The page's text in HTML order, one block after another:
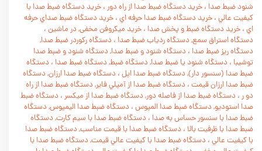
شنود ضبط صدا ، خريد دستگاه ضبط صدا از راه دور ، خريد دستگاه ضبط صدا با
کيفيت عالي ، خريد دستگاه ضبط صدا حرفه اي ، خريد دستگاه ضبط صداي حرفه
اي ، خريد دستگاه ضبط و پخش صدا ، خرید میکروفن مخفی, در ماشين ،
دستگاه استراق سمع, دستگاه ردياب ضبط صدا ، دستگاه رکوردر ضبط صدا,
دستگاه ريز ضبط صدا ، دستگاه شنود و ضبط صدا, دستگاه شنود و ضبط صدا
توشيبا ، دستگاه شنود يا ضبط صدا, دستگاه ضبط, دستگاه ضبط صدا ، دستگاه
ضبط صدا (سنسور دار), دستگاه ضبط صدا اپل ، دستگاه ضبط صدا ارزان, دستگاه
ضبط صدا ارزان قيمت ، دستگاه ضبط صدا از آمپلي فاير, دستگاه ضبط صدا از راه
دو ر ، دستگاه ضبط صدا از فاصله دور, دستگاه ضبط صدا از ميکسر ، دستگاه ضبط
صدا استوديو, دستگاه ضبط صدا المپوس ، دستگاه ضبط صدا اليمپوس, دستگاه
ضبط صدا با سنسور حساس به صدا ، دستگاه ضبط صدا با سيم کارت, دستگاه
ضبط صدا با ظرفيت بالا ، دستگاه ضبط صدا با قيمت مناسب, دستگاه ضبط صدا
با کيفيت عالي ، دستگاه ضبط صدا با کيفيت عالي قيمت, دستگاه ضبط صدا با